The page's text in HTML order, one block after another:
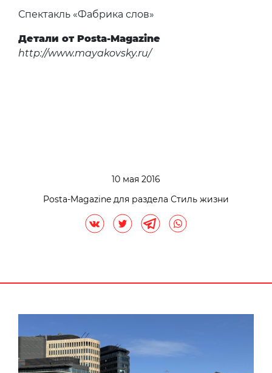
Спектакль «Фабрика слов»
Детали от Posta-Magazine
http://www.mayakovsky.ru/
10 мая 2016
Posta-Magazine для раздела Стиль жизни